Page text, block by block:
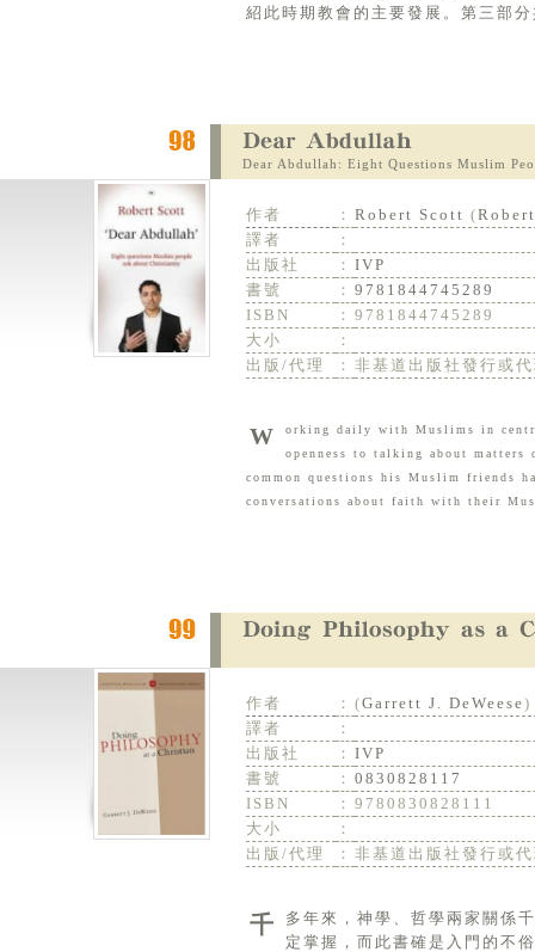
紹此時期教會的主要發展。第三部
Dear Abdullah: Eight Questions Muslim
作者 ： Robert Scott (
譯者
：
出版社
： IVP
書號
： 9781844745289
ISBN
： 9781844745289
大小
：
出版/代理
： 非基道出版社發行或
Working daily with Muslims in central London, Rob Scott has discovered that many have a hunger for debate and an
openness to talking about
common questions his Muslim friends
conversations about faith with their
作者 ： (Garrett J. DeWeese)
譯者
：
出版社
： IVP
書號
： 0830828117
ISBN
： 9780830828111
大小
：
出版/代理
： 非基道出版社發行或
千多年來，神學、哲學兩家關係千絲萬縷，既互補又相互影響著。所以要確切了解神學原理，非要對哲學有一
定掌握，而此書確是入門的不